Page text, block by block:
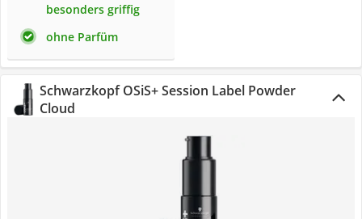
besonders griffig
ohne Parfüm
Schwarzkopf OSiS+ Session Label Powder
Cloud